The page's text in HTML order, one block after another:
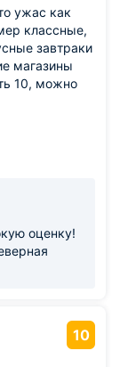
ужас как
классные,
завтраки
магазины
10, можно
оценку!
10